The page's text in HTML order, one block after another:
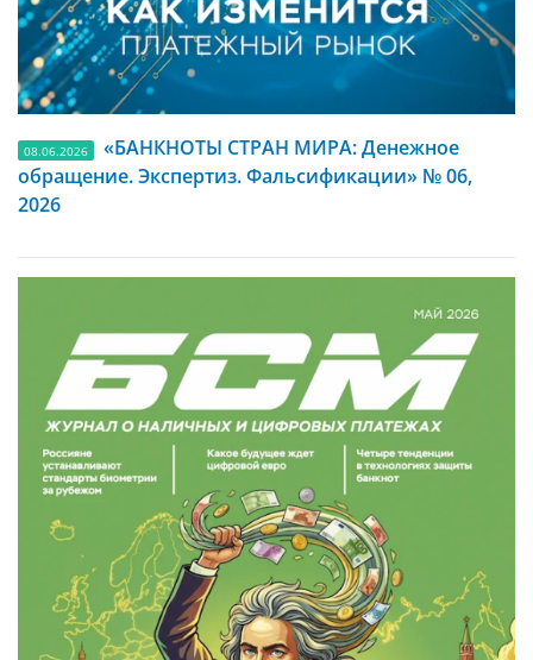
08.06.2026
«БАНКНОТЫ СТРАН МИРА: Денежное
обращение. Экспертиз. Фальсификации» № 06,
2026